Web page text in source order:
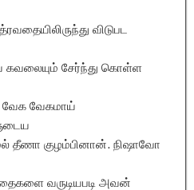
விடுபட
கவலையும் சேர்ந்து கொள்ள
வேக வேகமாய்
தீணா குழம்பினான். நிஷாவோ
வருடியபடி அவன்